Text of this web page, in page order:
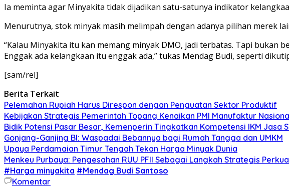
Ia meminta agar Minyakita tidak dijadikan satu-satunya indikator
Menurutnya, stok minyak masih melimpah dengan adanya pilihan merek
“Kalau Minyakita itu kan memang minyak DMO, jadi terbatas. Tapi bukan
Enggak ada kelangkaan itu enggak ada,” tukas Mendag Budi, seperti
[sam/rel]
Berita Terkait
Pelemahan Rupiah Harus Direspon dengan Penguatan Sektor Produktif
Kebijakan Strategis Pemerintah Topang Kenaikan PMI Manufaktur
Bidik Potensi Pasar Besar, Kemenperin Tingkatkan Kompetensi IKM Jasa
Gonjang-Ganjing BI: Waspadai Bebannya bagi Rumah Tangga dan UMKM
Upaya Perdamaian Timur Tengah Tekan Harga Minyak Dunia
Menkeu Purbaya: Pengesahan RUU PFII Sebagai Langkah Strategis
#Harga minyakita #Mendag Budi Santoso
Komentar